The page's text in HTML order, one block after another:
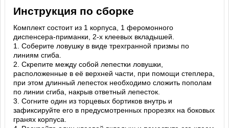
Инструкция по сборке
Комплект состоит из 1 корпуса, 1 феромонного
диспенсера-приманки, 2-х клеевых вкладышей.
1. Соберите ловушку в виде трехгранной призмы по
линиям сгиба.
2. Скрепите между собой лепестки ловушки,
расположенные в её верхней части, при помощи степлера,
при этом длинный лепесток необходимо сложить пополам
по линии сгиба, накрыв ответный лепесток.
3. Согните один из торцевых бортиков внутрь и
зафиксируйте его в предусмотренных прорезях на боковых
гранях корпуса.